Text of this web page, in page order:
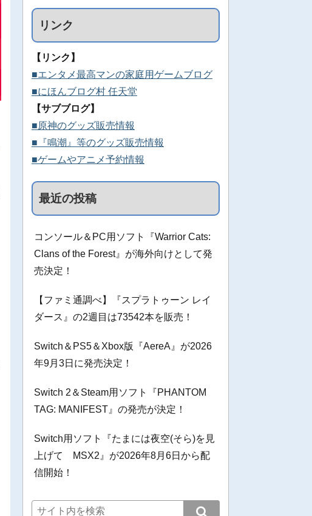
リンク
【リンク】
■エンタメ最高マンの家庭用ゲームブログ
■にほんブログ村 任天堂
【サブブログ】
■原神のグッズ販売情報
■『鳴潮』等のグッズ販売情報
■ゲームやアニメ予約情報
最近の投稿
コンソール＆PC用ソフト『Warrior Cats:
Clans of the Forest』が海外向けとして発
売決定！
【ファミ通調べ】『スプラトゥーン レイ
ダース』の2週目は73542本を販売！
Switch＆PS5＆Xbox版『AereA』が2026
年9月3日に発売決定！
Switch 2＆Steam用ソフト『PHANTOM
TAG: MANIFEST』の発売が決定！
Switch用ソフト『たまには夜空(そら)を見
上げて MSX2』が2026年8月6日から配
信開始！